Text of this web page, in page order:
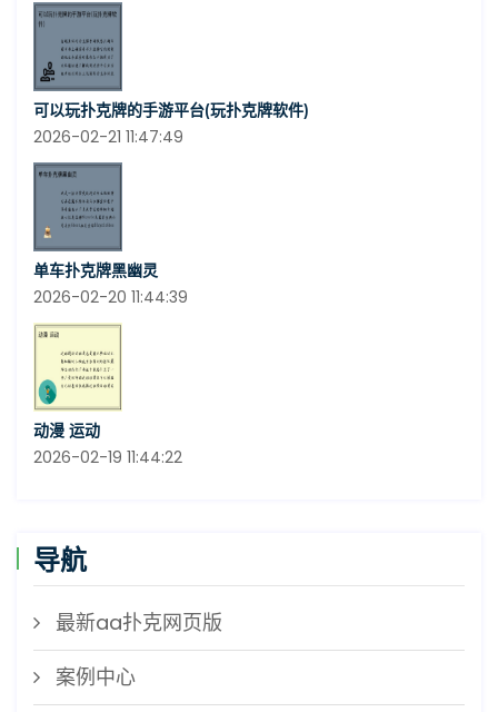
可以玩扑克牌的手游平台(玩扑克牌软件)
2026-02-21 11:47:49
单车扑克牌黑幽灵
2026-02-20 11:44:39
动漫 运动
2026-02-19 11:44:22
导航
最新aa扑克网页版
案例中心